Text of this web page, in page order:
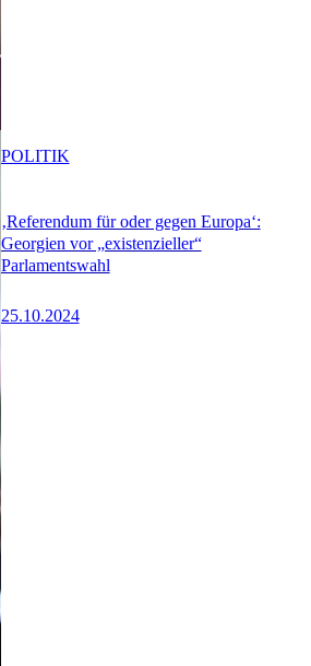
‚Referendum für oder gegen Europa‘:
Georgien vor „existenzieller“
Parlamentswahl
25.10.2024
POLITIK